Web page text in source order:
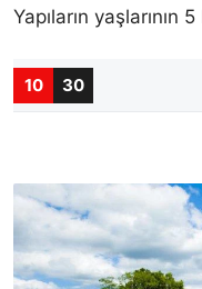
Yapıların
10 30